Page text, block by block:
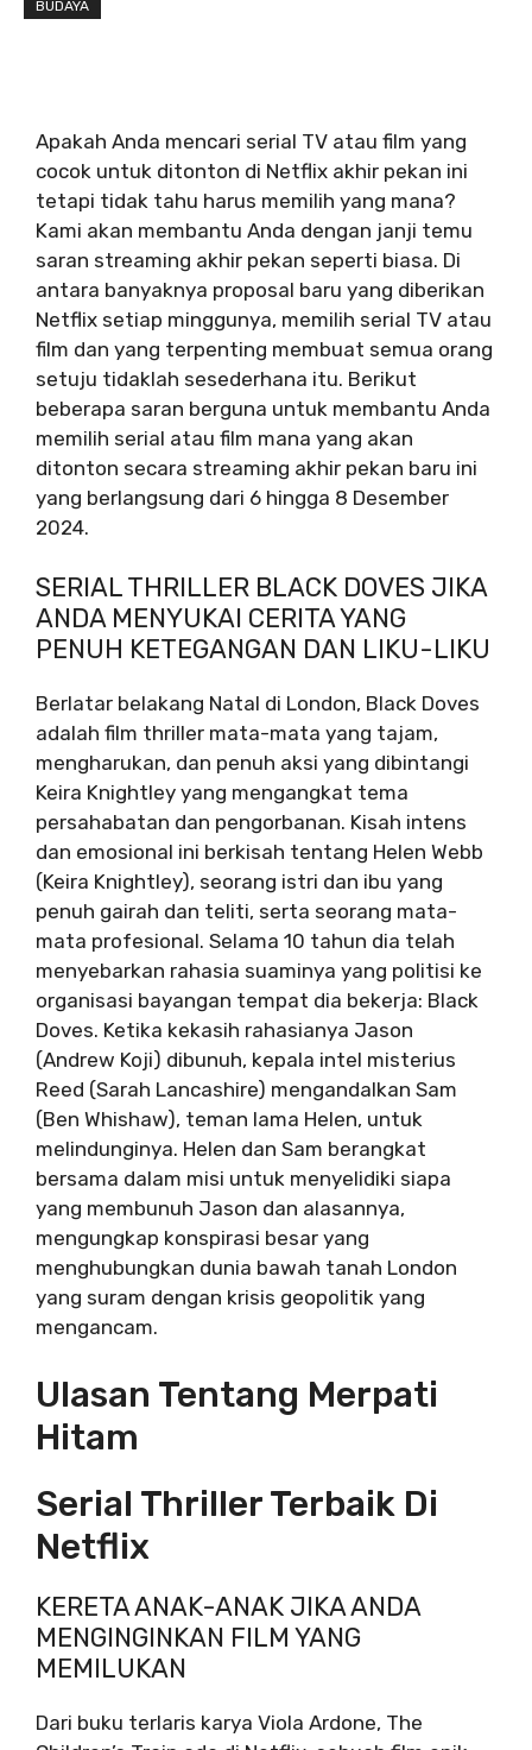
BUDAYA
Apakah Anda mencari serial TV atau film yang
cocok untuk ditonton di Netflix akhir pekan ini
tetapi tidak tahu harus memilih yang mana?
Kami akan membantu Anda dengan janji temu
saran streaming akhir pekan seperti biasa. Di
antara banyaknya proposal baru yang diberikan
Netflix setiap minggunya, memilih serial TV atau
film dan yang terpenting membuat semua orang
setuju tidaklah sesederhana itu. Berikut
beberapa saran berguna untuk membantu Anda
memilih serial atau film mana yang akan
ditonton secara streaming akhir pekan baru ini
yang berlangsung dari 6 hingga 8 Desember
2024.
SERIAL THRILLER BLACK DOVES JIKA
ANDA MENYUKAI CERITA YANG
PENUH KETEGANGAN DAN LIKU-LIKU
Berlatar belakang Natal di London, Black Doves
adalah film thriller mata-mata yang tajam,
mengharukan, dan penuh aksi yang dibintangi
Keira Knightley yang mengangkat tema
persahabatan dan pengorbanan. Kisah intens
dan emosional ini berkisah tentang Helen Webb
(Keira Knightley), seorang istri dan ibu yang
penuh gairah dan teliti, serta seorang mata-
mata profesional. Selama 10 tahun dia telah
menyebarkan rahasia suaminya yang politisi ke
organisasi bayangan tempat dia bekerja: Black
Doves. Ketika kekasih rahasianya Jason
(Andrew Koji) dibunuh, kepala intel misterius
Reed (Sarah Lancashire) mengandalkan Sam
(Ben Whishaw), teman lama Helen, untuk
melindunginya. Helen dan Sam berangkat
bersama dalam misi untuk menyelidiki siapa
yang membunuh Jason dan alasannya,
mengungkap konspirasi besar yang
menghubungkan dunia bawah tanah London
yang suram dengan krisis geopolitik yang
mengancam.
Ulasan Tentang Merpati
Hitam
Serial Thriller Terbaik Di
Netflix
KERETA ANAK-ANAK JIKA ANDA
MENGINGINKAN FILM YANG
MEMILUKAN
Dari buku terlaris karya Viola Ardone, The